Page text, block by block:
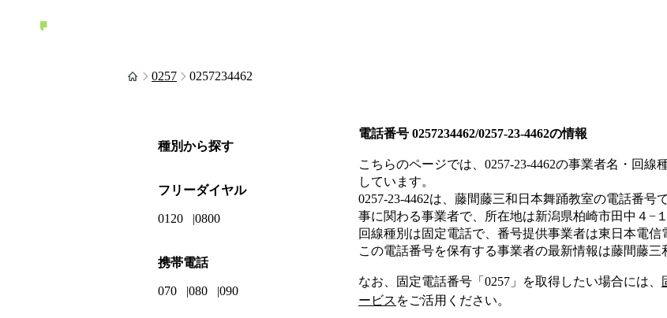
0257 0257234462
電話番号 0257234462/0257-23-4462の情報
こちらのページでは、 0257-23-4462の事業者名・回線
しています。
0257-23-4462は、 藤間藤三和日本舞踊教室の電話番号で
事に関わる事業者で、所在地は新潟県柏崎市田中４−
回線種別は固定電話で、番号提供事業者は東日本電信
この電話番号を保有する事業者の最新情報は藤間藤三
なお、固定電話番号「 0257 」を取得したい場合には、
ービス をご活用ください。
種別から探す
フリーダイヤル
0120 0800
携帯電話
070 080 090